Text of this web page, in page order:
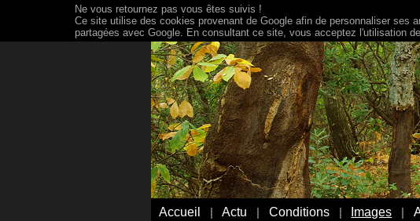
Accueil Actu Conditions Images
Ne vous retournez pas vous êtes suivis !
Ce site utilise des cookies provenant de Google afin de personnaliser
partagées avec Google. En consultant ce site, vous acceptez l'utilisation